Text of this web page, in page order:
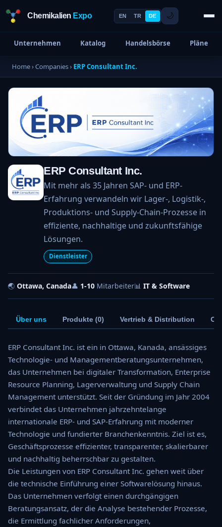
Chemikalien Expo EN TR DE 🌙
Unternehmen Katalog Handelsbörse Pläne
Home›Companies› ERP Consultant Inc.
ERP Consultant Inc.
Mit mehr als 35 Jahren SAP- und ERP-
Erfahrung verwandeln wir Lager-, Logistik-,
Produktions- und Supply-Chain-Prozesse in
effiziente, nachhaltige und zukunftsfähige
Lösungen.
Dienstleister
🌏 Ottawa, Canada👤 1-10 Mitarbeiter📊 IT & Software
Über uns Produkte (0) Vertrieb & Distribution
ERP Consultant Inc. ist ein in Ottawa, Kanada, ansässiges
Technologie- und Managementberatungsunternehmen,
das Unternehmen bei digitaler Transformation, Enterprise
Resource Planning, Lagerverwaltung und Supply Chain
Management unterstützt. Seit der Gründung im Jahr 2004
verbindet das Unternehmen jahrzehntelange
internationale ERP- und SAP-Erfahrung mit moderner
Technologie und fundierter Branchenkenntnis. Ziel ist es,
Geschäftsprozesse effizienter, transparenter, skalierbarer
und nachhaltig beherrschbar zu gestalten.
Die Leistungen von ERP Consultant Inc. gehen weit über
die technische Einführung einer Softwarelösung hinaus.
Das Unternehmen verfolgt einen durchgängigen
Beratungsansatz, der die Analyse bestehender Prozesse,
die Ermittlung fachlicher Anforderungen,